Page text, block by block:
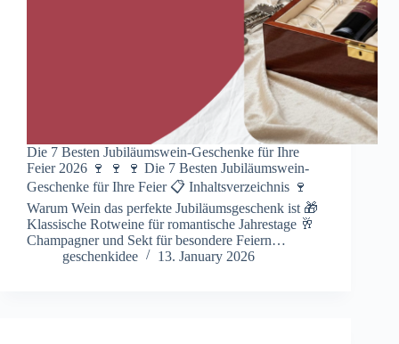
Die 7 Besten Jubiläumswein-Geschenke für Ihre
Feier 2026 🍷 🍷 🍷 Die 7 Besten Jubiläumswein-
Geschenke für Ihre Feier 📋 Inhaltsverzeichnis 🍷
Warum Wein das perfekte Jubiläumsgeschenk ist 🎁
Klassische Rotweine für romantische Jahrestage 🥂
Champagner und Sekt für besondere Feiern…
geschenkidee
13. January 2026